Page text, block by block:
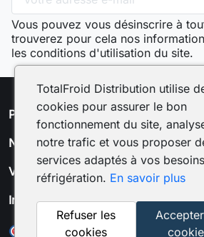
Vous pouvez vous désinscrire à
trouverez pour cela nos
les conditions d'utilisation du site.
Produits
Notre société
Votre compte
Informations
Marchand approuvé par la Société des
TotalFroid Distribution utilise
cookies pour assurer le bon
fonctionnement du site,
notre trafic et vous proposer
services adaptés à vos
réfrigération. En savoir plus
Refuser les
cookies